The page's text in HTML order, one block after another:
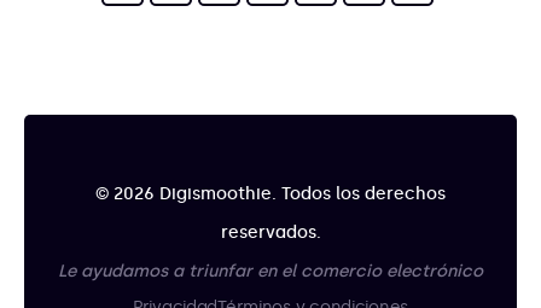
© 2026 Digismoothie. Todos los derechos
reservados.
Le ayudamos a triunfar en el comercio electrónico